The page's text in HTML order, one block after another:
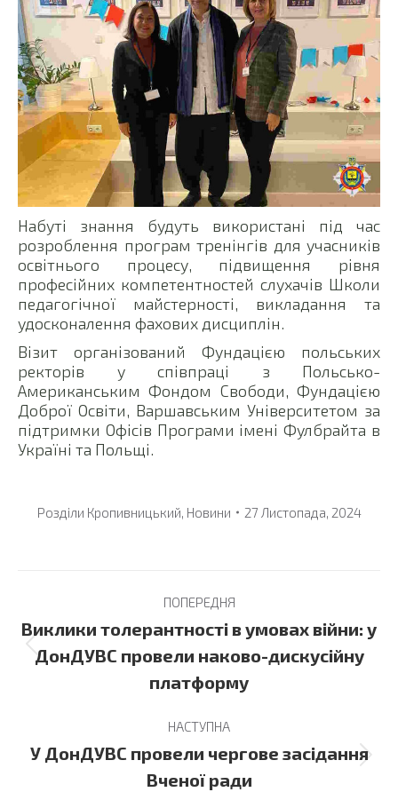
Набуті знання будуть використані під час
розроблення програм тренінгів для учасників
освітнього процесу, підвищення рівня
професійних компетентностей слухачів Школи
педагогічної майстерності, викладання та
удосконалення фахових дисциплін.
Візит організований Фундацією польських
ректорів у співпраці з Польсько-
Американським Фондом Свободи, Фундацією
Доброї Освіти, Варшавським Університетом за
підтримки Офісів Програми імені Фулбрайта в
Україні та Польщі.
Розділи Кропивницький, Новини 27 Листопада, 2024
navigation
ПОПЕРЕДНЯ
Previous
post:
Виклики толерантності в умовах війни: у
ДонДУВС провели наково-дискусійну
платформу
НАСТУПНА
Next
post:
У ДонДУВС провели чергове засідання
Вченої ради